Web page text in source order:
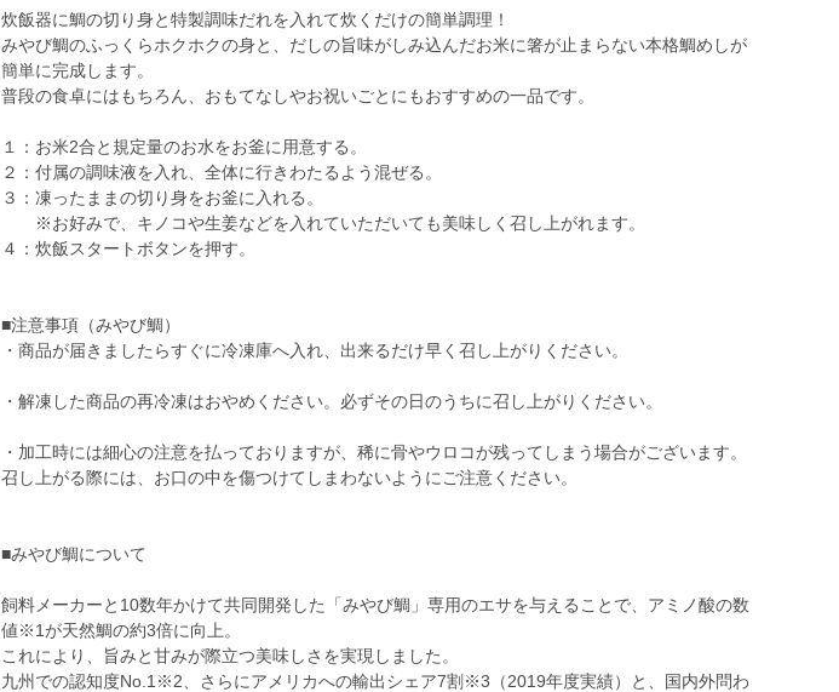
炊飯器に鯛の切り身と特製調味だれを入れて炊くだけの簡単調理！
みやび鯛のふっくらホクホクの身と、だしの旨味がしみ込んだお米に箸が止まらない本格鯛めしが
簡単に完成します。
普段の食卓にはもちろん、おもてなしやお祝いごとにもおすすめの一品です。
１：お米2合と規定量のお水をお釜に用意する。
２：付属の調味液を入れ、全体に行きわたるよう混ぜる。
３：凍ったままの切り身をお釜に入れる。
※お好みで、キノコや生姜などを入れていただいても美味しく召し上がれます。
４：炊飯スタートボタンを押す。
■注意事項（みやび鯛）
・商品が届きましたらすぐに冷凍庫へ入れ、出来るだけ早く召し上がりください。
・解凍した商品の再冷凍はおやめください。必ずその日のうちに召し上がりください。
・加工時には細心の注意を払っておりますが、稀に骨やウロコが残ってしまう場合がございます。
召し上がる際には、お口の中を傷つけてしまわないようにご注意ください。
■みやび鯛について
飼料メーカーと10数年かけて共同開発した「みやび鯛」専用のエサを与えることで、アミノ酸の数
値※1が天然鯛の約3倍に向上。
これにより、旨みと甘みが際立つ美味しさを実現しました。
九州での認知度No.1※2、さらにアメリカへの輸出シェア7割※3（2019年度実績）と、国内外問わ